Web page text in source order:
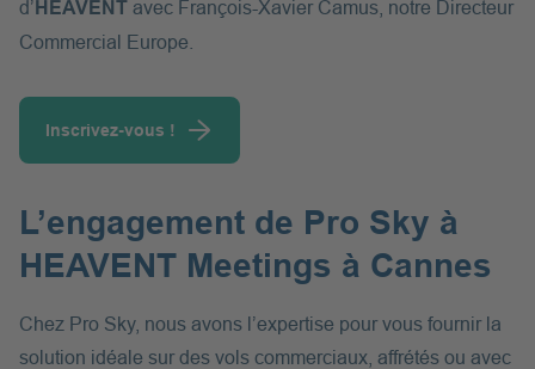
d’ HEAVENT avec François-Xavier Camus, notre Directeur
Commercial Europe.
Inscrivez-vous !
L’engagement de Pro Sky à
HEAVENT Meetings à Cannes
Chez Pro Sky, nous avons l’expertise pour vous fournir la
solution idéale sur des vols commerciaux, affrétés ou avec